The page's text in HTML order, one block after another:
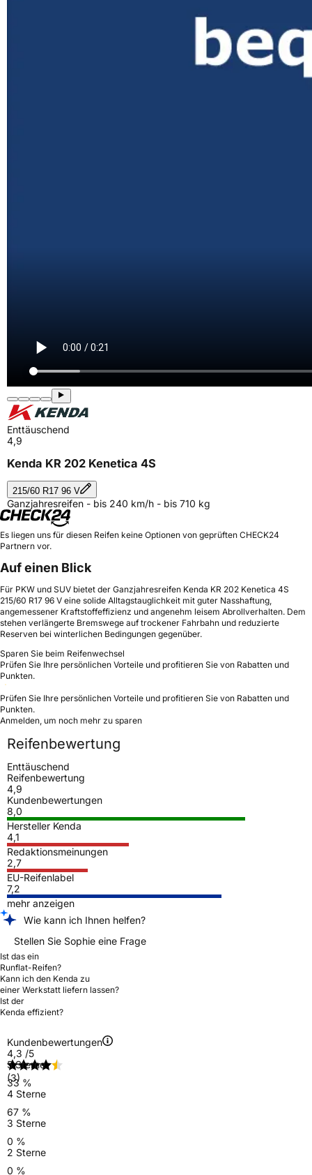
Enttäuschend
4,9
Kenda KR 202 Kenetica 4S
215/60 R17 96 V
Ganzjahresreifen - bis 240 km/h - bis 710 kg
Es liegen uns für diesen Reifen keine Optionen von geprüften CHECK24
Partnern vor.
Auf einen Blick
Für PKW und SUV bietet der Ganzjahresreifen Kenda KR 202 Kenetica 4S
215/60 R17 96 V eine solide Alltagstauglichkeit mit guter Nasshaftung,
angemessener Kraftstoffeffizienz und angenehm leisem Abrollverhalten. Dem
stehen verlängerte Bremswege auf trockener Fahrbahn und reduzierte
Reserven bei winterlichen Bedingungen gegenüber.
Sparen Sie beim Reifenwechsel
Prüfen Sie Ihre persönlichen Vorteile und profitieren Sie von Rabatten und
Punkten.
Prüfen Sie Ihre persönlichen Vorteile und profitieren Sie von Rabatten und
Punkten.
Anmelden, um noch mehr zu sparen
Reifenbewertung
Enttäuschend
Reifenbewertung
4,9
Kundenbewertungen
8,0
Hersteller Kenda
4,1
Redaktionsmeinungen
2,7
EU-Reifenlabel
7,2
mehr anzeigen
Wie kann ich Ihnen helfen?
Stellen Sie Sophie eine Frage
Ist das ein
Runflat-Reifen?
Kann ich den Kenda zu
einer Werkstatt liefern lassen?
Ist der
Kenda effizient?
Kundenbewertungen
4,3 /5
(3)
5 Sterne
33 %
4 Sterne
67 %
3 Sterne
0 %
2 Sterne
0 %